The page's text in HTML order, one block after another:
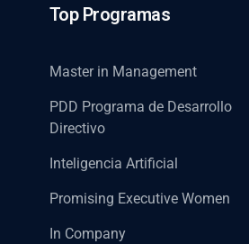
Top Programas
Master in Management
PDD Programa de Desarrollo
Directivo
Inteligencia Artificial
Promising Executive Women
In Company